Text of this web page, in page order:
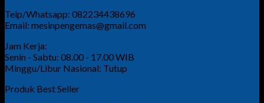
Telp/Whatsapp: 082234438696
Email: mesinpengemas@gmail.com
Jam Kerja:
Senin - Sabtu: 08.00 - 17.00 WIB
Minggu/Libur Nasional: Tutup
Produk Best Seller